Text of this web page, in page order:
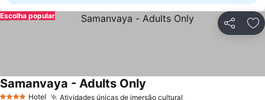
Partilhar
Escolha popular
Hotel Atividades únicas de imersão cultural
Samanvaya - Adults Only